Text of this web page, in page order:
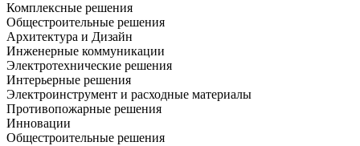
Комплексные решения
Общестроительные решения
Архитектура и Дизайн
Инженерные коммуникации
Электротехнические решения
Интерьерные решения
Электроинструмент и расходные материалы
Противопожарные решения
Инновации
Общестроительные решения